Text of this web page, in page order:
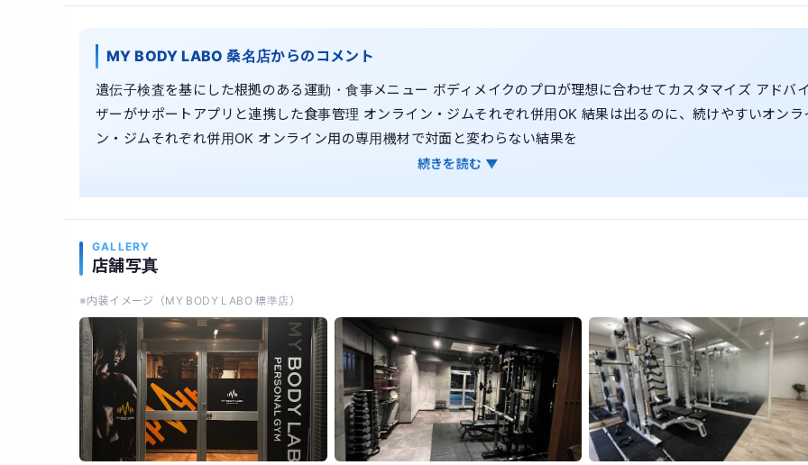
MY BODY LABO 桑名店からのコメント
遺伝子検査を基にした根拠のある運動・食事メニュー ボディメイクのプロが理想に合わせてカスタマイズ アドバ
ザーがサポートアプリと連携した食事管理 オンライン・ジムそれぞれ併用OK 結果は出るのに、続けやすいオンラ
ン・ジムそれぞれ併用OK オンライン用の専用機材で対面と変わらない結果を
続きを読む ▼
GALLERY
店舗写真
※内装イメージ（MY BODY LABO 標準店）